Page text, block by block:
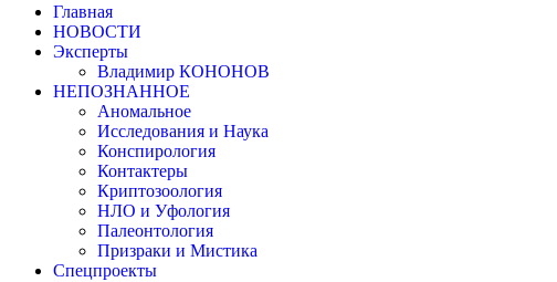
Главная
НОВОСТИ
Эксперты
Владимир КОНОНОВ
НЕПОЗНАННОЕ
Аномальное
Исследования и Наука
Конспирология
Контактеры
Криптозоология
НЛО и Уфология
Палеонтология
Призраки и Мистика
Спецпроекты